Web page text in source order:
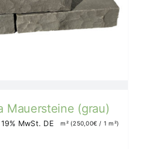
Mauersteine (grau)
MwSt. DE m² (250,00€ / 1 m²)